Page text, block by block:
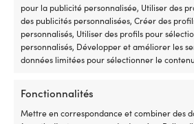
pour la publicité personnalisée, Utiliser des
des publicités personnalisées, Créer des
personnalisés, Utiliser des profils pour
personnalisés, Développer et améliorer les
données limitées pour sélectionner le
Fonctionnalités
Mettre en correspondance et combiner des
Feu de mouillage sur pied pour
montage en tête Den Haan, 25
W, 12 – 24 V, 360°, plastique
W, 12